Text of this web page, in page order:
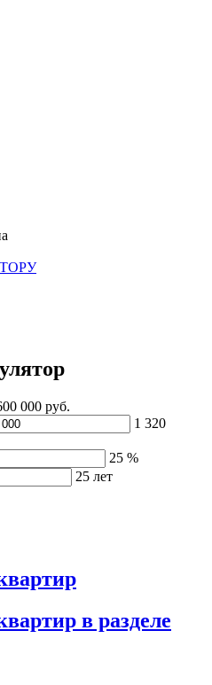
000 руб.
1 320
25 %
25 лет
в разделе